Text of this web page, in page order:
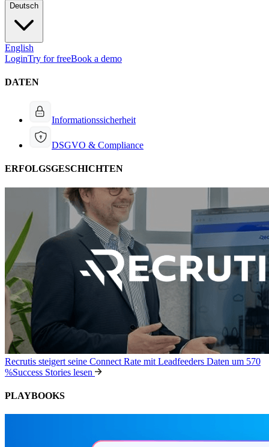
Deutsch
English
LoginTry for freeBook a demo
DATEN
Informationssicherheit
DSGVO & Compliance
ERFOLGSGESCHICHTEN
Recrutis steigert seine Connect Rate mit Leadfeeders Daten um 570
%Success Stories lesen
PLAYBOOKS